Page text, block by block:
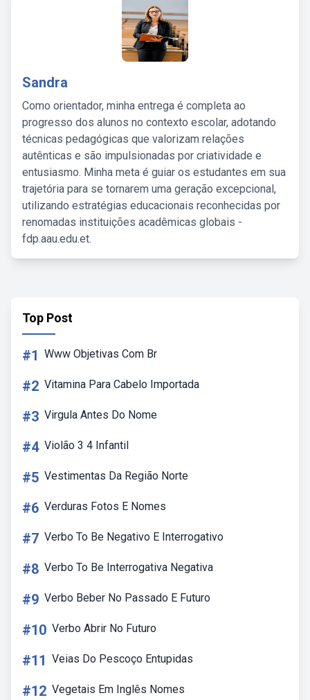
Sandra
Como orientador, minha entrega é completa ao
progresso dos alunos no contexto escolar, adotando
técnicas pedagógicas que valorizam relações
autênticas e são impulsionadas por criatividade e
entusiasmo. Minha meta é guiar os estudantes em sua
trajetória para se tornarem uma geração excepcional,
utilizando estratégias educacionais reconhecidas por
renomadas instituições acadêmicas globais -
fdp.aau.edu.et.
Top Post
#1 Www Objetivas Com Br
#2 Vitamina Para Cabelo Importada
#3 Virgula Antes Do Nome
#4 Violão 3 4 Infantil
#5 Vestimentas Da Região Norte
#6 Verduras Fotos E Nomes
#7 Verbo To Be Negativo E Interrogativo
#8 Verbo To Be Interrogativa Negativa
#9 Verbo Beber No Passado E Futuro
#10 Verbo Abrir No Futuro
#11 Veias Do Pescoço Entupidas
#12 Vegetais Em Inglês Nomes